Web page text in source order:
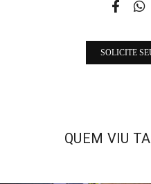
SOLICITE
QUEM VIU